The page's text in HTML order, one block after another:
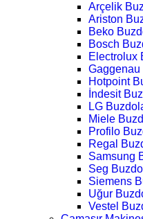
Arçelik
Ariston
Beko
Bosch
Electrolux
Gaggenau
Hotpoint
İndesit
LG
Miele
Profilo
Regal
Samsung
Seg
Siemens
Uğur
Vestel